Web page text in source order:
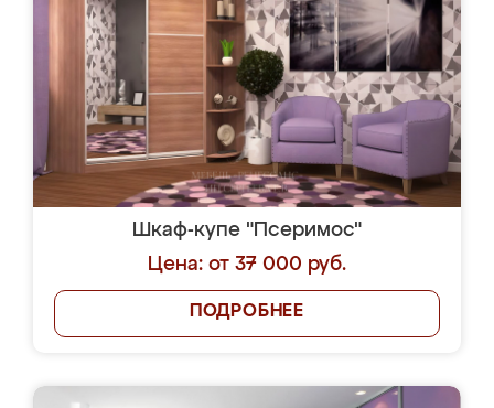
Шкаф-купе "Псеримос"
Цена: от 37 000 руб.
ПОДРОБНЕЕ